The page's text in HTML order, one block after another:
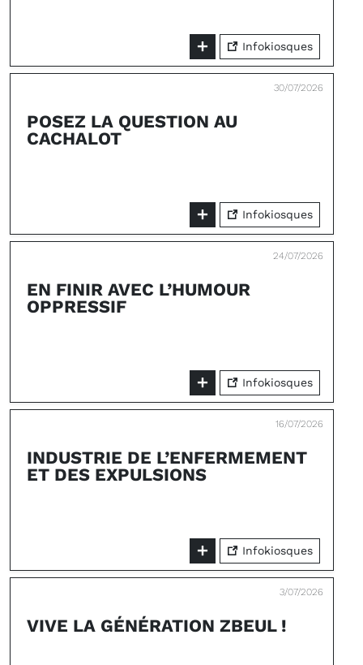
Infokiosques
30/07/2026
POSEZ LA QUESTION AU
CACHALOT
Infokiosques
24/07/2026
EN FINIR AVEC L’HUMOUR
OPPRESSIF
Infokiosques
16/07/2026
INDUSTRIE DE L’ENFERMEMENT
ET DES EXPULSIONS
Infokiosques
3/07/2026
VIVE LA GÉNÉRATION ZBEUL !